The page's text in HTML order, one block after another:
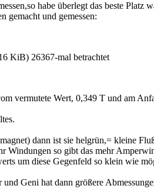
habe überlegt das beste
gemacht und gemessen:
KiB) 26367-mal betrachtet
vermutete Wert, 0,349 T und am
dann ist sie helgrün,= kleine
Windungen so gibt das mehr
um diese Gegenfeld so klein wie
Geni hat dann größere